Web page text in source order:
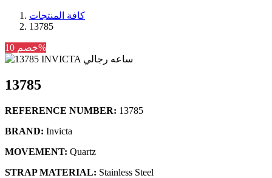
كافة المنتجات
13785
خصم 10%
13785
REFERENCE NUMBER: 13785
BRAND: Invicta
MOVEMENT: Quartz
STRAP MATERIAL: Stainless Steel